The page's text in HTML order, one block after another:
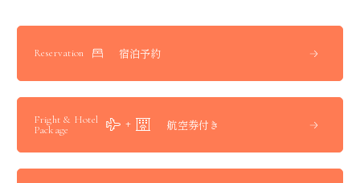
Reservation 宿泊予約
Fright & Hotel
Package
航空券付き